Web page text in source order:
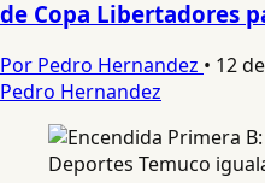
de Copa Libertadores
Por Pedro Hernandez • 12
Pedro Hernandez